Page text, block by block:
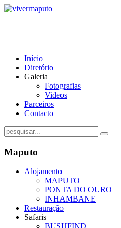
Início
Diretório
Galeria
Fotografias
Videos
Parceiros
Contacto
Maputo
Alojamento
MAPUTO
PONTA DO OURO
INHAMBANE
Restauração
Safaris